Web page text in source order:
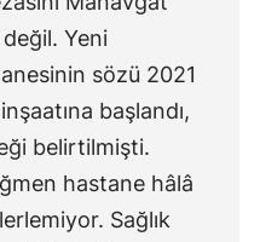
Yeni
sözü 2021
başlandı,
belirtilmişti.
hastane hâlâ
Sağlık